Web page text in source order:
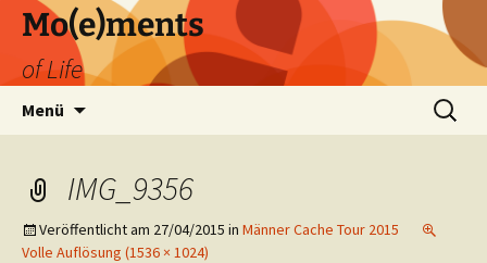
Zum
Inhalt
springen
Mo(e)ments
of Life
Menü
Suchen
nach:
IMG_9356
Veröffentlicht am 27/04/2015 in Männer Cache Tour 2015
Volle Auflösung (1536 × 1024)